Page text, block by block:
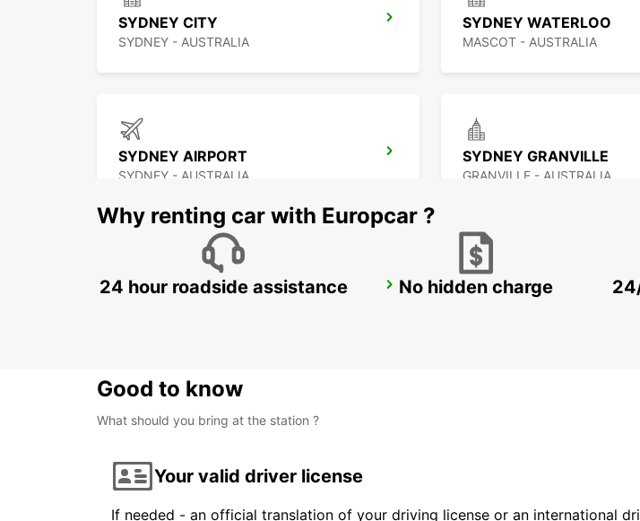
SYDNEY CITY
SYDNEY - AUSTRALIA
SYDNEY WATERLOO
MASCOT - AUSTRALIA
SYDNEY AIRPORT
SYDNEY - AUSTRALIA
SYDNEY GRANVILLE
GRANVILLE - AUSTRALIA
SYDNEY CAMPBELLTOWN SYDNEY PENRITH
Why renting car with Europcar ?
24 hour roadside assistance No hidden charge
Good to know
What should you bring at the station ?
Your valid driver license
If needed - an official translation of your driving license or an international